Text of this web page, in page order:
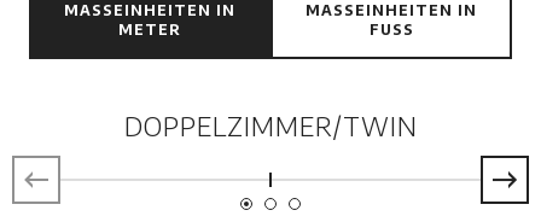
MASSEINHEITEN IN M
ETER
MASSEINHEITEN IN F
USS
DOPPELZIMMER/TWIN